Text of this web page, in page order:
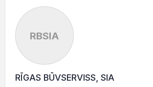
RBSIA
RĪGAS BŪVSERVISS, SIA